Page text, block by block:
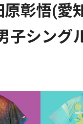
原彰悟(
子シング